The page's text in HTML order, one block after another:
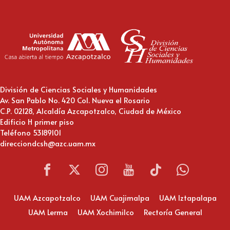
División de Ciencias Sociales y Humanidades
Av. San Pablo No. 420 Col. Nueva el Rosario
C.P. 02128, Alcaldía Azcapotzalco, Ciudad de México
Edificio H primer piso
Teléfono 53189101
direcciondcsh@azc.uam.mx
UAM Azcapotzalco UAM Cuajimalpa
UAM Iztapalapa
UAM Lerma
UAM Xochimilco Rectoría General